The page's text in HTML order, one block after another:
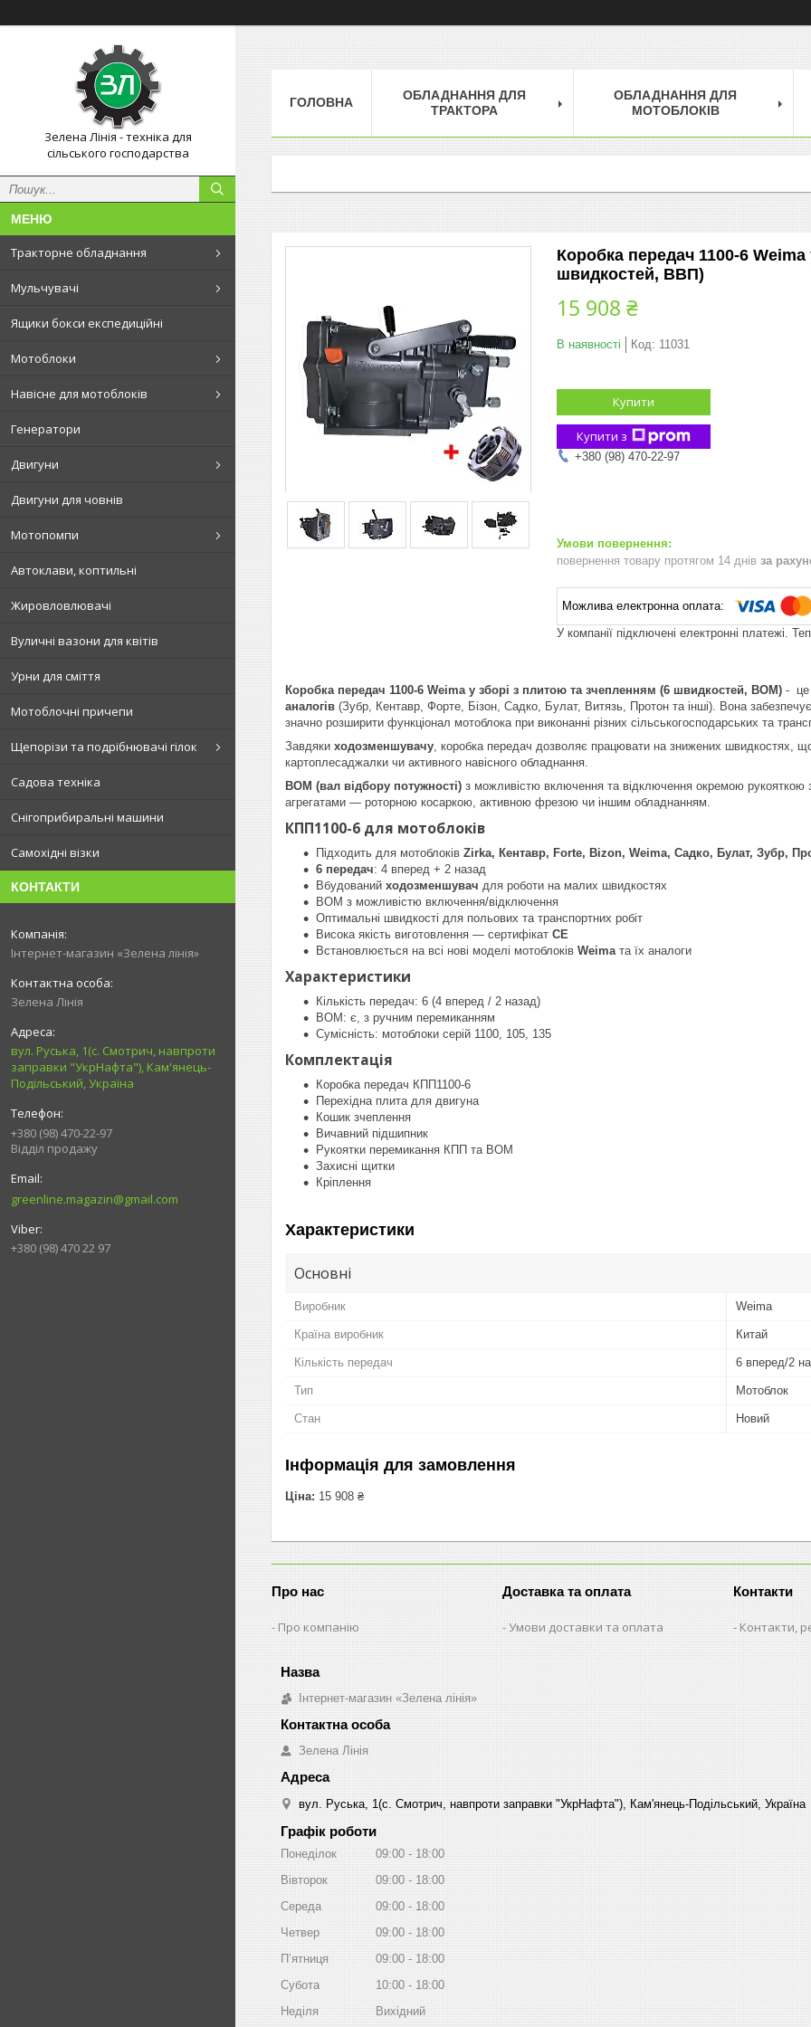
Зелена Лінія - техніка для
сільського господарства
Тракторне обладнання
Мульчувачі
Ящики бокси експедиційні
Мотоблоки
Навісне для мотоблоків
Генератори
Двигуни
Двигуни для човнів
Мотопомпи
Автоклави, коптильні
Жировловлювачі
Вуличні вазони для квітів
Урни для сміття
Мотоблочні причепи
Щепорізи та подрібнювачі гілок
Садова техніка
Снігоприбиральні машини
Самохідні візки
КОНТАКТИ
Інтернет-магазин «Зелена лінія»
Зелена Лінія
вул. Руська, 1(с. Смотрич, навпроти
заправки "УкрНафта"), Кам'янець-
Подільський, Україна
+380 (98) 470-22-97
Відділ продажу
greenline.magazin@gmail.com
+380 (98) 470 22 97
ГОЛОВНА
ОБЛАДНАННЯ ДЛЯ
ТРАКТОРА
ОБЛАДНАННЯ ДЛЯ
МОТОБЛОКІВ
Коробка передач 1100-6
швидкостей, ВВП)
15 908 ₴
В наявності Код: 11031
Купити
Купити з
+380 (98) 470-22-97
повернення товару протягом 14 днів за
У компанії підключені електронні платежі.
Коробка передач 1100-6 Weima у зборі з плитою та зчепленням (6 швидкостей, ВОМ) - це
аналогів (Зубр, Кентавр, Форте, Бізон, Садко, Булат, Витязь, Протон та інші). Вона
значно розширити функціонал мотоблока при виконанні різних сільськогосподарських та
Завдяки ходозменшувачу , коробка передач дозволяє працювати на знижених швидкостях,
картоплесаджалки чи активного навісного обладнання.
ВОМ (вал відбору потужності) з можливістю включення та відключення окремою рукояткою
агрегатами — роторною косаркою, активною фрезою чи іншим обладнанням.
КПП1100-6 для мотоблоків
Підходить для мотоблоків Zirka, Кентавр, Forte, Bizon, Weima, Садко, Булат, Зубр,
6 передач: 4 вперед + 2 назад
Вбудований ходозменшувач для роботи на малих швидкостях
ВОМ з можливістю включення/відключення
Оптимальні швидкості для польових та транспортних робіт
Висока якість виготовлення — сертифікат CE
Встановлюється на всі нові моделі мотоблоків Weima та їх аналоги
Характеристики
Кількість передач: 6 (4 вперед / 2 назад)
ВОМ: є, з ручним перемиканням
Сумісність: мотоблоки серій 1100, 105, 135
Комплектація
Коробка передач КПП1100-6
Перехідна плита для двигуна
Кошик зчеплення
Вичавний підшипник
Рукоятки перемикання КПП та ВОМ
Захисні щитки
Кріплення
Характеристики
Основні
Виробник Weima
Країна виробник Китай
Кількість передач 6 вперед/2
Тип Мотоблок
Стан Новий
Інформація для замовлення
Ціна: 15 908 ₴
Про нас
Про компанію
Доставка та оплата
Умови доставки та оплата
Контакти
Контакти,
Інтернет-магазин «Зелена лінія»
Зелена Лінія
вул. Руська, 1(с. Смотрич, навпроти заправки "УкрНафта"), Кам'янець-Подільський, Україна
Графік роботи
Понеділок 09:00
18:00
Вівторок
09:00
18:00
Середа
09:00
18:00
Четвер
09:00
18:00
Пʼятниця
09:00
18:00
Субота
10:00
18:00
Неділя
Вихідний